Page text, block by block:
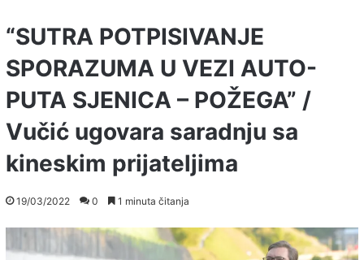
“SUTRA POTPISIVANJE
SPORAZUMA U VEZI AUTO-
PUTA SJENICA – POŽEGA” /
Vučić ugovara saradnju sa
kineskim prijateljima
19/03/2022 0 1 minuta čitanja